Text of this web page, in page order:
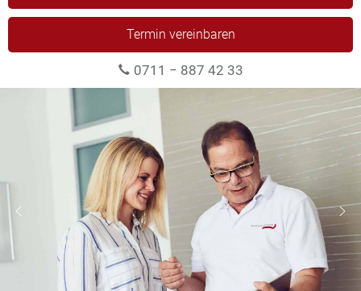
Termin vereinbaren
0711 − 887 42 33